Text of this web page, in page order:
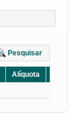
Pesquisar
Alíquota